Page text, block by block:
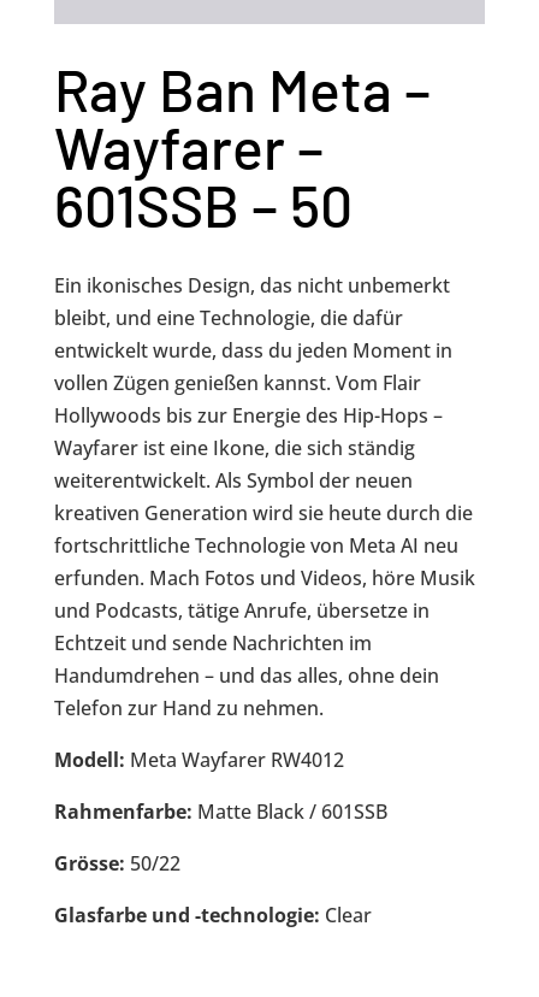
Ray Ban Meta –
Wayfarer –
601SSB – 50
Ein ikonisches Design, das nicht unbemerkt
bleibt, und eine Technologie, die dafür
entwickelt wurde, dass du jeden Moment in
vollen Zügen genießen kannst. Vom Flair
Hollywoods bis zur Energie des Hip-Hops –
Wayfarer ist eine Ikone, die sich ständig
weiterentwickelt. Als Symbol der neuen
kreativen Generation wird sie heute durch die
fortschrittliche Technologie von Meta AI neu
erfunden. Mach Fotos und Videos, höre Musik
und Podcasts, tätige Anrufe, übersetze in
Echtzeit und sende Nachrichten im
Handumdrehen – und das alles, ohne dein
Telefon zur Hand zu nehmen.
Modell: Meta Wayfarer RW4012
Rahmenfarbe: Matte Black / 601SSB
Grösse: 50/22
Glasfarbe und -technologie: Clear